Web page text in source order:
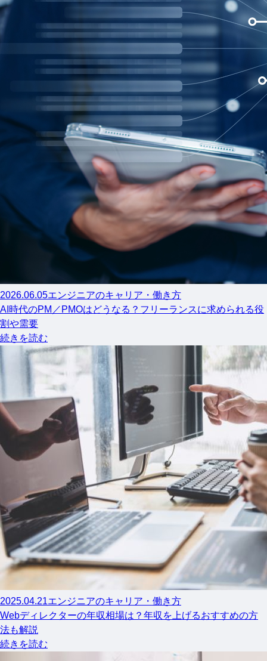
2026.06.05エンジニアのキャリア・働き方
AI時代のPM／PMOはどうなる？フリーランスに求められる役
割や需要
続きを読む
2025.04.21エンジニアのキャリア・働き方
Webディレクターの年収相場は？年収を上げるおすすめの方
法も解説
続きを読む